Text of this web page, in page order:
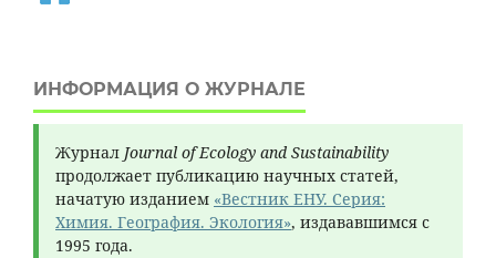
ИНФОРМАЦИЯ О ЖУРНАЛЕ
Журнал Journal of Ecology and Sustainability
продолжает публикацию научных статей,
начатую изданием «Вестник ЕНУ. Серия:
Химия. География. Экология», издававшимся с
1995 года.